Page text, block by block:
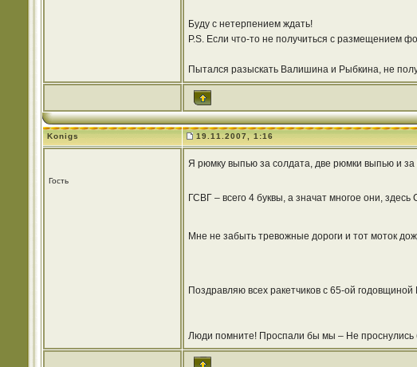
Буду с нетерпением ждать!
P.S. Если что-то не получиться с размещением
Пытался разыскать Валишина и Рыбкина, не
Konigs 19.11.2007, 1:16
Гость
Я рюмку выпью за солдата, две рюмки выпью и за
ГСВГ – всего 4 буквы, а значат многое они,
Мне не забыть тревожные дороги и тот моток
Поздравляю всех ракетчиков с 65-ой
Люди помните! Проспали бы мы – Не